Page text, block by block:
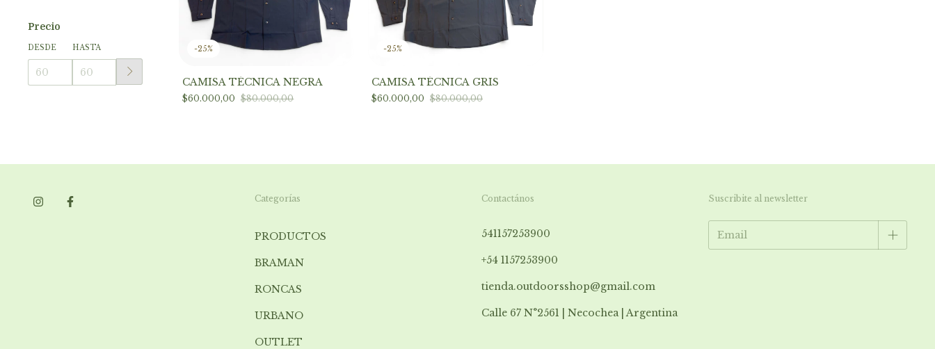
Precio
DESDE HASTA -25%
CAMISA TÉCNICA NEGRA
$60.000,00 $80.000,00
-25%
CAMISA TÉCNICA GRIS
$60.000,00 $80.000,00
Categorías
PRODUCTOS
BRAMAN
RONCAS
URBANO
OUTLET
Contactános
541157253900
+54 1157253900
tienda.outdoorsshop@gmail.com
Calle 67 N°2561 | Necochea | Argentina
Suscribite al newsletter